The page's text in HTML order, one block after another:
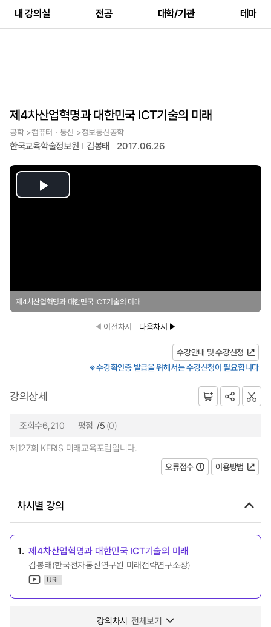
내 강의실 전공 대학/기관 테마
제4차산업혁명과 대한민국 ICT기술의 미래
공학 >컴퓨터ㆍ통신 >정보통신공학
한국교육학술정보원 김봉태 2017.06.26
Play
제4차산업혁명과 대한민국 ICT기술의 미래
이전차시 다음차시
수강안내 및 수강신청
※ 수강확인증 발급을 위해서는 수강신청이 필요합니다
강의상세
조회수6,210 평점 /5 (0)
제127회 KERIS 미래교육포럼입니다.
오류접수
이용방법
차시별 강의
1. 제4차산업혁명과 대한민국 ICT기술의 미래
김봉태(한국전자통신연구원 미래전략연구소장)
URL
강의차시 전체보기